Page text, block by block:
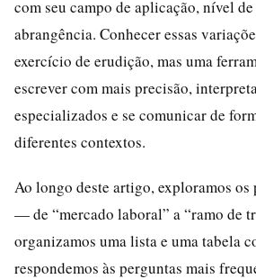
com seu campo de aplicação, nível
abrangência. Conhecer essas
exercício de erudição, mas uma
escrever com mais precisão,
especializados e se comunicar de
diferentes contextos.
Ao longo deste artigo, exploramos
— de “mercado laboral” a “ramo de
organizamos uma lista e uma tabela
respondemos às perguntas mais